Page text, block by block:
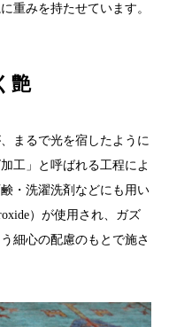
重みを持たせています。
艶
まるで光を宿したように
工」と呼ばれる工程によ
・洗濯洗剤などにも用い
）が使用され、ガズ
細心の配慮のもとで施さ